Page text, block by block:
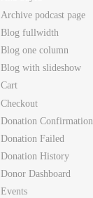
Archive podcast page
Blog fullwidth
Blog one column
Blog with slideshow
Cart
Checkout
Donation Confirmation
Donation Failed
Donation History
Donor Dashboard
Events